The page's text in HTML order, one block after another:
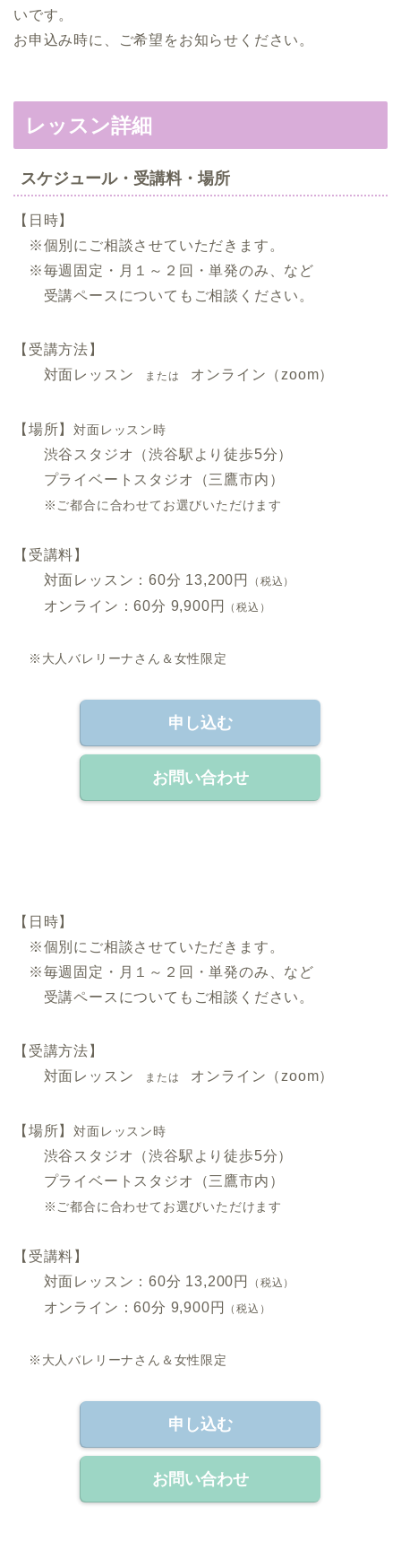
いです。
お申込み時に、ご希望をお知らせください。
レッスン詳細
スケジュール・受講料・ 場所
【日時】
※個別にご相談させていただきます。
※毎週固定・月１～２回・単発のみ、など
受講ペースについてもご相談ください。
【受講方法】
対面レッスン
または オンライン（zoom）
【場所】対面レッスン時
渋谷スタジオ（渋谷駅より徒歩5分）
プライベートスタジオ（三鷹市内）
※ご都合に合わせてお選びいただけます
【受講料】
対面レッスン：60分 13,200円
（税込）
オンライン：60分 9,900円 （税込）
※大人バレリーナさん＆女性限定
申し込む
お問い合わせ
【日時】
※個別にご相談させていただきます。
※毎週固定・月１～２回・単発のみ、など
受講ペースについてもご相談ください。
【受講方法】
対面レッスン
または オンライン（zoom）
【場所】対面レッスン時
渋谷スタジオ（渋谷駅より徒歩5分）
プライベートスタジオ（三鷹市内）
※ご都合に合わせてお選びいただけます
【受講料】
対面レッスン：60分 13,200円
（税込）
オンライン：60分 9,900円 （税込）
※大人バレリーナさん＆女性限定
申し込む
お問い合わせ